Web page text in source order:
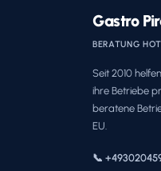
Gastro
BERATUNG
Seit 2010
ihre Betriebe
beratene
EU.
📞